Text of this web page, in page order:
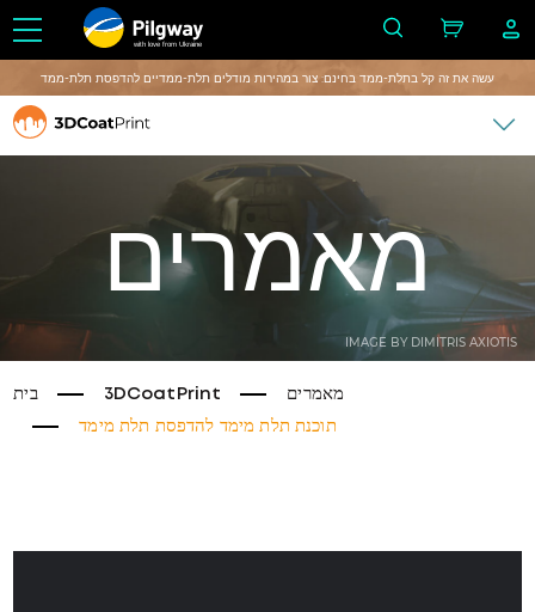
with love from Ukraine
עשה את זה קל בתלת-ממד בחינם: צור במהירות מודלים תלת-ממדיים להדפסת תלת-ממד
IMAGE BY DIMITRIS AXIOTIS
מאמרים
בית 3DCoatPrint
מאמרים
תוכנת תלת מימד להדפסת תלת מימד